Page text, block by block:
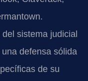
sistema judicial
defensa sólida
de su